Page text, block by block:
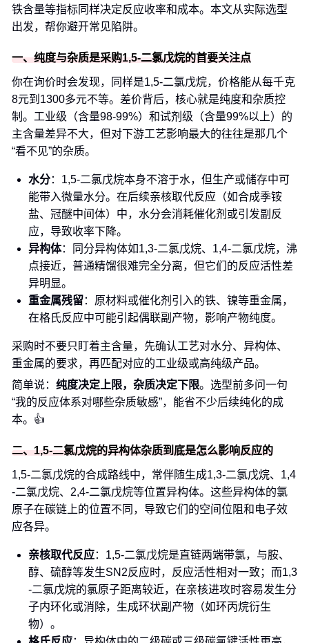
铁含量等指标同样决定反应收率和成本。本文从实际选型
出发，帮你避开常见陷阱。
一、纯度与杂质是采购1,5-二氯戊烷的首要关注点
你在询价时会发现，同样是1,5-二氯戊烷，价格能从每千克
8元到1300多元不等。差价背后，核心就是纯度和杂质控
制。工业级（含量98-99%）和试剂级（含量99%以上）的
主含量差异不大，但对下游工艺影响最大的往往是那几个
“看不见”的杂质。
水分：1,5-二氯戊烷本身不溶于水，但生产或储存中可
能带入微量水分。在后续亲核取代反应（如合成季铵
盐、冠醚中间体）中，水分会消耗催化剂或引发副反
应，导致收率下降。
异构体：同分异构体如1,3-二氯戊烷、1,4-二氯戊烷，沸
点接近，普通精馏很难完全分离，但它们的反应活性差
异明显。
重金属残留：原材料或催化剂引入的铁、镍等重金属，
在格氏反应中可能引起偶联副产物，影响产物纯度。
采购时不要只盯着主含量，先确认工艺对水分、异构体、
重金属的要求，再匹配对应的工业级或高纯级产品。
简单说： 纯度决定上限，杂质决定下限。选型前多问一句
“我的反应体系对哪些杂质敏感”，能省不少后续纯化的成
本。👍
二、1,5-二氯戊烷的异构体杂质到底是怎么影响反应的
1,5-二氯戊烷的合成路线中，常伴随生成1,3-二氯戊烷、1,4
-二氯戊烷、2,4-二氯戊烷等位置异构体。这些异构体的氯
原子在碳链上的位置不同，导致它们的空间位阻和电子效
应各异。
亲核取代反应：1,5-二氯戊烷是直链两端带氯，与胺、
醇、硫醇等发生SN2反应时，反应活性相对一致；而1,3
-二氯戊烷的氯原子距离较近，在亲核进攻时容易发生分
子内环化或消除，生成环状副产物（如环丙烷衍生
物）。